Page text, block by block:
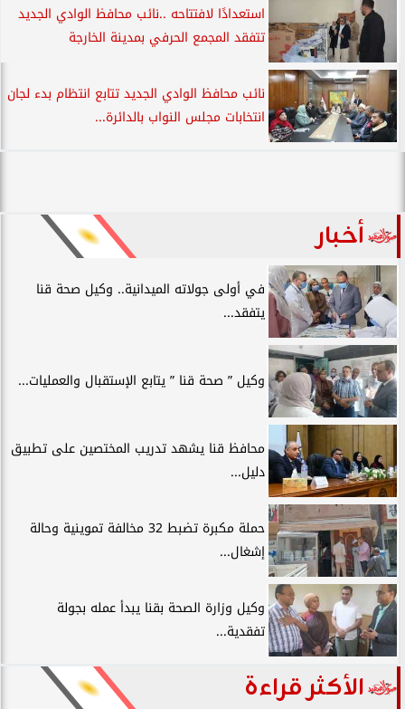
استعدادًا لافتتاحه ..نائب محافظ الوادي الجديد
تتفقد المجمع الحرفي بمدينة الخارجة
نائب محافظ الوادي الجديد تتابع انتظام بدء لجان
انتخابات مجلس النواب بالدائرة...
أخبار
في أولى جولاته الميدانية.. وكيل صحة قنا
يتفقد...
وكيل ” صحة قنا ” يتابع الإستقبال والعمليات...
محافظ قنا يشهد تدريب المختصين على تطبيق
دليل...
حملة مكبرة تضبط 32 مخالفة تموينية وحالة
إشغال...
وكيل وزارة الصحة بقنا يبدأ عمله بجولة
تفقدية...
الأكثر قراءة